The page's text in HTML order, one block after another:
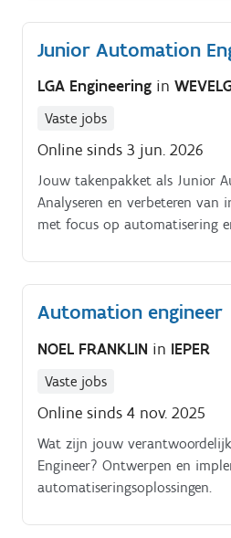
Junior Automation
LGA Engineering in
Vaste jobs
Online sinds 3 jun. 2026
Jouw takenpakket als Junior
Analyseren en verbeteren van
met focus op automatisering
Automation engineer
NOEL FRANKLIN in IEPER
Vaste jobs
Online sinds 4 nov. 2025
Wat zijn jouw
Engineer? Ontwerpen en
automatiseringsoplossingen.